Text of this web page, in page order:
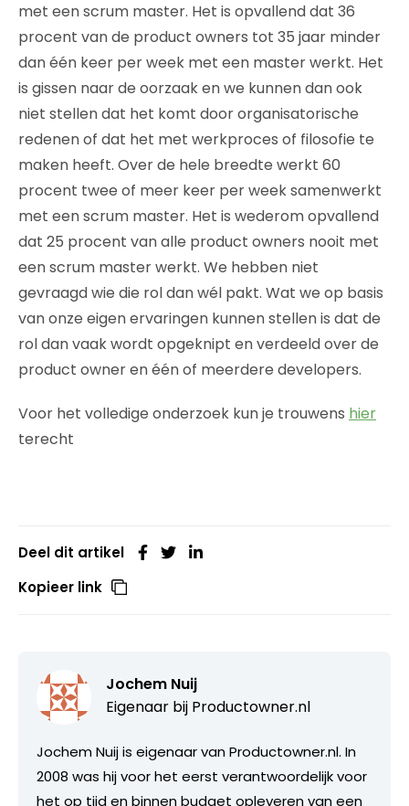
met een scrum master. Het is opvallend dat 36
procent van de product owners tot 35 jaar minder
dan één keer per week met een master werkt. Het
is gissen naar de oorzaak en we kunnen dan ook
niet stellen dat het komt door organisatorische
redenen of dat het met werkproces of filosofie te
maken heeft. Over de hele breedte werkt 60
procent twee of meer keer per week samenwerkt
met een scrum master. Het is wederom opvallend
dat 25 procent van alle product owners nooit met
een scrum master werkt. We hebben niet
gevraagd wie die rol dan wél pakt. Wat we op basis
van onze eigen ervaringen kunnen stellen is dat de
rol dan vaak wordt opgeknipt en verdeeld over de
product owner en één of meerdere developers.
Voor het volledige onderzoek kun je trouwens hier
terecht
Deel dit artikel
Kopieer link
Jochem Nuij
Eigenaar bij Productowner.nl
Jochem Nuij is eigenaar van Productowner.nl. In
2008 was hij voor het eerst verantwoordelijk voor
het op tijd en binnen budget opleveren van een